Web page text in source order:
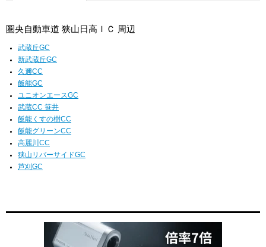
圏央自動車道 狭山日高ＩＣ 周辺
武蔵丘GC
新武蔵丘GC
久邇CC
飯能GC
ユニオンエースGC
武蔵CC 笹井
飯能くすの樹CC
飯能グリーンCC
高麗川CC
狭山リバーサイドGC
芦刈GC